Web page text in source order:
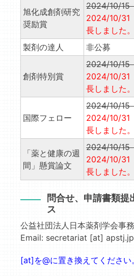
旭化成創剤研究
奨励賞
2024/10/15
2024/10/31
長しました。
製剤の達人
非公募
創剤特別賞
2024/10/15
2024/10/31
長しました。
国際フェロー
2024/10/15
2024/10/31
長しました。
「薬と健康の週
間」懸賞論文
2024/10/15
2024/10/31
長しました。
問合せ、申請書類提
ス
公益社団法人日本薬剤学会事
Email: secretariat [at] apstj.jp
[at]を@に置き換えてください。